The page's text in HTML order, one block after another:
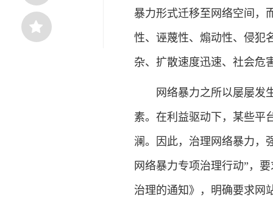
暴力形式迁移至网络空间，
性、诬蔑性、煽动性、侵犯
杂、扩散速度迅速、社会危
网络暴力之所以屡屡发生
素。在利益驱动下，某些平
澜。因此，治理网络暴力，
网络暴力专项治理行动”，
治理的通知》，明确要求网